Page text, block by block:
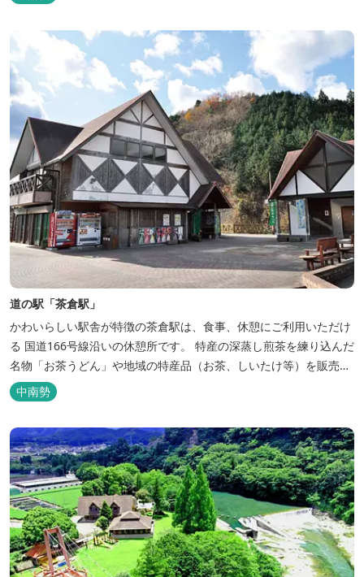
道の駅「茶倉駅」
かわいらしい駅舎が特徴の茶倉駅は、食事、休憩にご利用いただけ
る 国道166号線沿いの休憩所です。 特産の深蒸し煎茶を練り込んだ
名物「お茶うどん」や地域の特産品（お茶、しいたけ等）を販売。
吊り橋をわたれば宿泊施設のエバーグレイズ香肌峡まですぐ。 【イ
チオシ名物】 ・味噌カツ丼…地元産の甘味噌を使ったボリュームた
っぷりの丼ぶり。 松阪の観光情報は、松阪観光インフォメ...
中南勢